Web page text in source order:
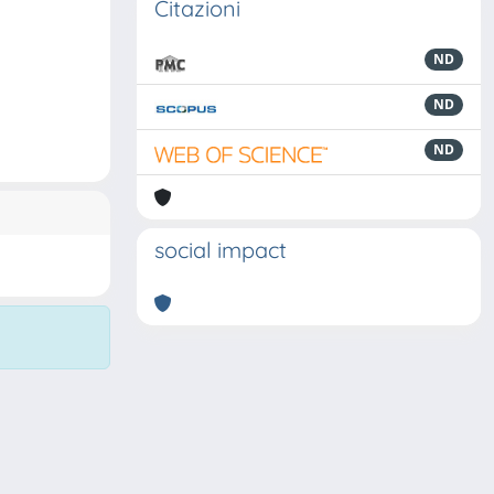
Citazioni
ND
ND
ND
social impact